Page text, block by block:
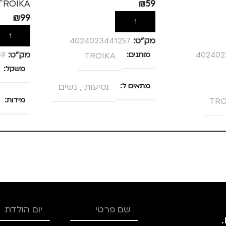
₪59
הוספה לסל
מק”ט: 4024023441257
מותגים TROIKA
מתאים ל נסיעות , נשים
₪99
הוספה
מק”ט:
משקל
מידות
25 × 13.5 × 4 סנטימטרים
מותגים